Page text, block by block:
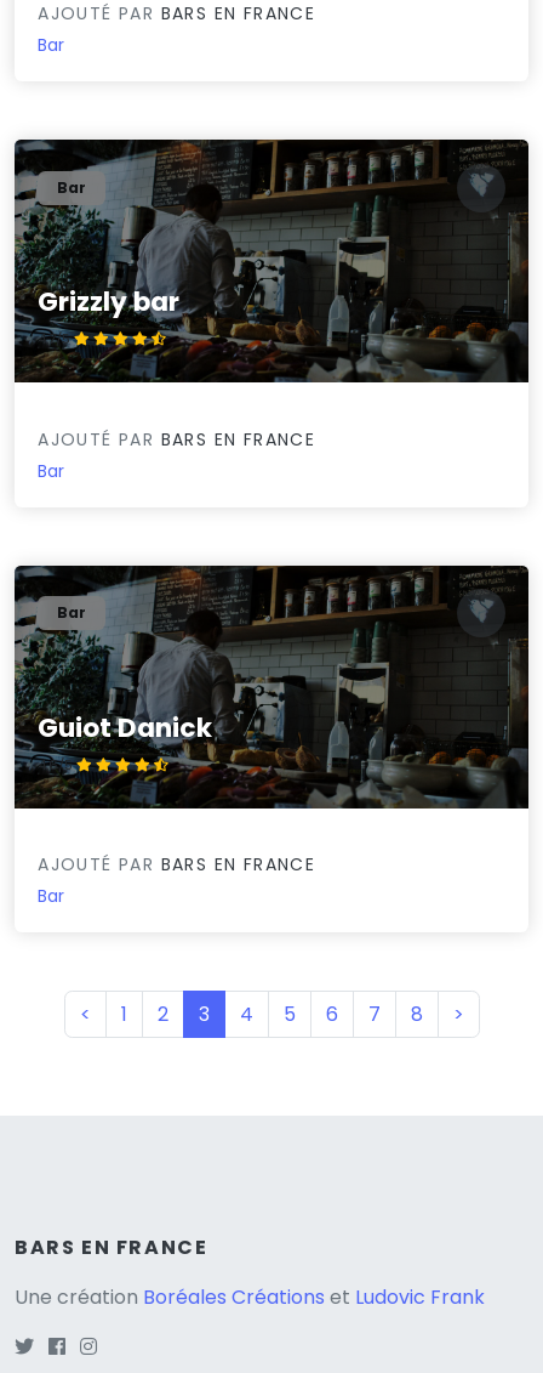
AJOUTÉ PAR BARS EN FRANCE
Bar
Grizzly bar
4.7/5
Bar
AJOUTÉ PAR BARS EN FRANCE
Bar
Guiot Danick
4.6/5
Bar
AJOUTÉ PAR BARS EN FRANCE
Bar
< 1 2 3(current)
4 5 6 7 8 >
BARS EN FRANCE
Une création Boréales Créations et Ludovic Frank